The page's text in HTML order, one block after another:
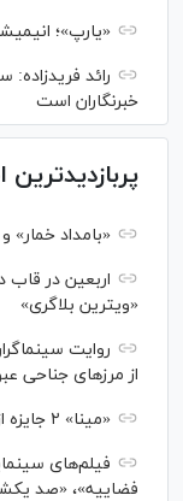
«یارپ»؛
رائد
خبرنگاران است
پربازدیدترین
«بامداد
اربعین در قاب
«ویترین بلاگری»
روایت
از مرزهای جناحی
«مینا» ۲ جایزه از راه ابریشم گرفت
فیلم‌های
فضاییه»، «صد